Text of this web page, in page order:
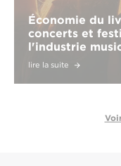
Économie du
concerts et
l'industrie
lire la suite